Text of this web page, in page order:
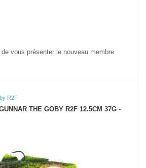
vous présenter le nouveau membre
R2F
THE GOBY R2F 12.5CM 37G -
VOIR LE PRODUIT